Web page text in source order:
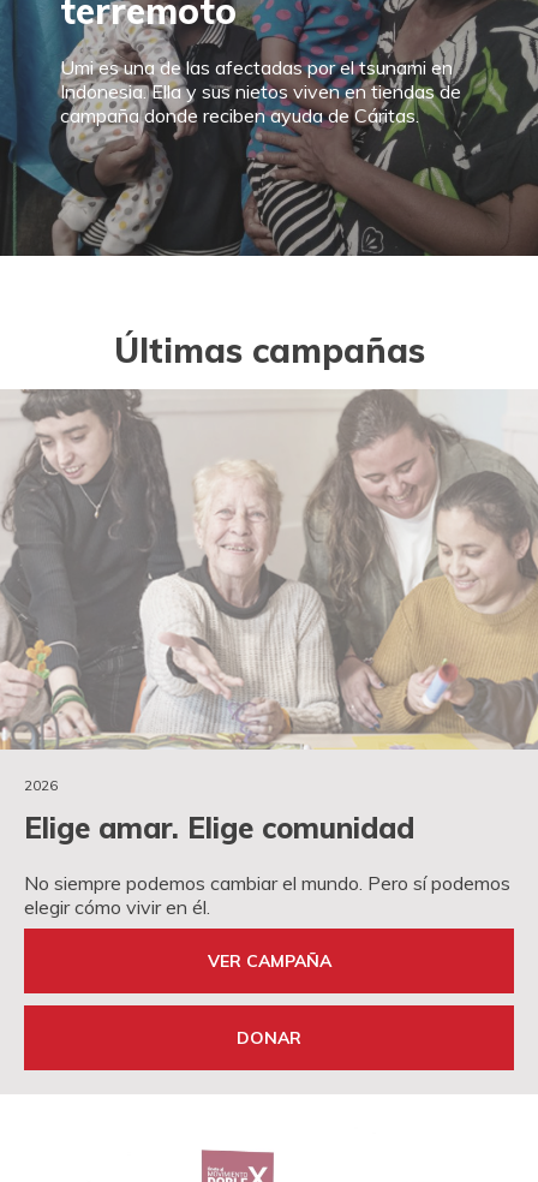
terremoto
Umi es una de las afectadas por el tsunami en
Indonesia. Ella y sus nietos viven en tiendas de
campaña donde reciben ayuda de Cáritas.
Últimas campañas
2026
Elige amar. Elige comunidad
No siempre podemos cambiar el mundo. Pero sí podemos
elegir cómo vivir en él.
VER CAMPAÑA
DONAR